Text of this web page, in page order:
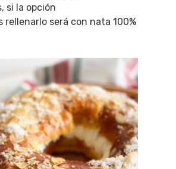
si la opción
rellenarlo será con nata 100%